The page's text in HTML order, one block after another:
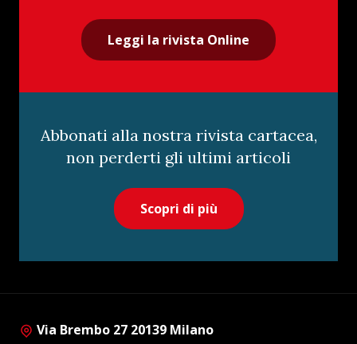
Leggi la rivista Online
Abbonati alla nostra rivista cartacea,
non perderti gli ultimi articoli
Scopri di più
Via Brembo 27 20139 Milano